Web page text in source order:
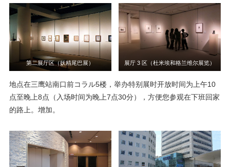
第二展厅区（妖精尾巴展） 展厅 3 区（杜米埃和格兰维尔展览）
地点在三鹰站南口前コラル5楼，举办特别展时开放时间为上午10
点至晚上8点（入场时间为晚上7点30分），方便您参观在下班回家
的路上。增加。